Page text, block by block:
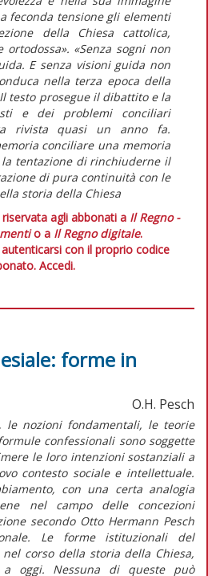
feconda tensione gli elementi
della Chiesa cattolica,
«Senza sogni non
E senza visioni guida non
nella terza epoca della
testo prosegue il dibattito e la
e dei problemi conciliari
rivista quasi un anno fa.
conciliare una memoria
tentazione di rinchiuderne il
di pura continuità con le
storia della Chiesa
agli abbonati a Il Regno -
o a Il Regno digitale.
con il proprio codice
Accedi.
forme in
O.H. Pesch
le nozioni fondamentali, le teorie
confessionali sono soggette
le loro intenzioni sostanziali a
contesto sociale e intellettuale.
con una certa analogia
nel campo delle concezioni
secondo Otto Hermann Pesch
Le forme istituzionali del
corso della storia della Chiesa,
a oggi. Nessuna di queste può